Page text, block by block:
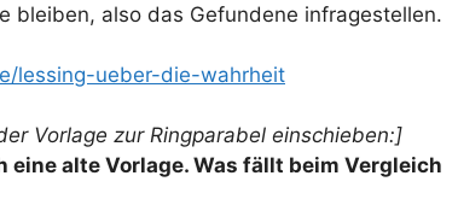
bleiben, also das Gefundene infragestellen.
lessing-ueber-die-wahrheit
Vorlage zur Ringparabel einschieben:]
eine alte Vorlage. Was fällt beim Vergleich